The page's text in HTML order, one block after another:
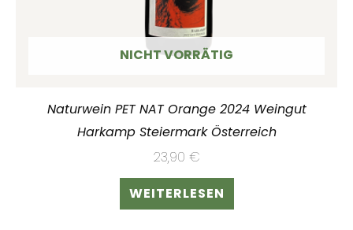
NICHT VORRÄTIG
Naturwein PET NAT Orange 2024 Weingut
Harkamp Steiermark Österreich
23,90 €
WEITERLESEN